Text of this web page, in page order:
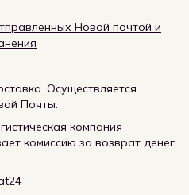
Новой почтой и
Осуществляется
Почты.
компания
комиссию за возврат денег